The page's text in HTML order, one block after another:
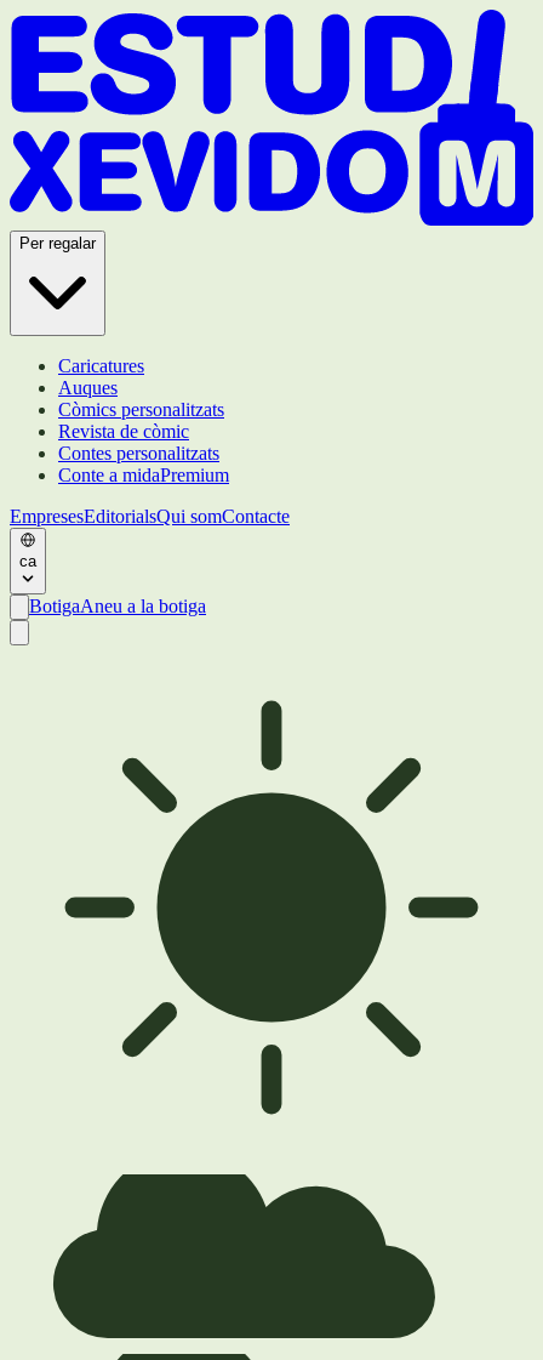
Per regalar
Caricatures
Auques
Còmics personalitzats
Revista de còmic
Contes personalitzats
Conte a midaPremium
EmpresesEditorialsQui somContacte
ca
BotigaAneu a la botiga